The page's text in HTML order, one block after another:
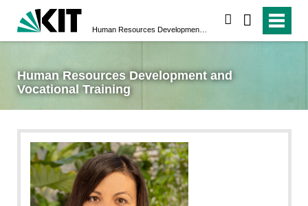
Human Resources Development and
Vocational Training